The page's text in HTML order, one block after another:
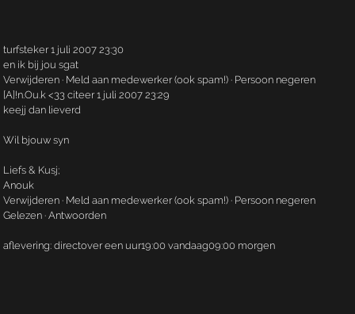
turfsteker 1 juli 2007 23:30
en ik bij jou sgat
Verwijderen · Meld aan medewerker (ook spam!) · Persoon negeren
[A]!n.­Ou.­k <33 citeer 1 juli 2007 23:29
keejj dan lieverd
Wil bjouw syn
Liefs & Kusj;
Anouk
Verwijderen · Meld aan medewerker (ook spam!) · Persoon negeren
Gelezen · Antwoorden
aflevering: directover een uur19:00 vandaag09:00 morgen